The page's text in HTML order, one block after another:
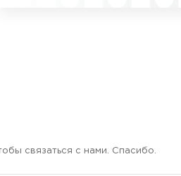
связаться с нами. Спасибо.